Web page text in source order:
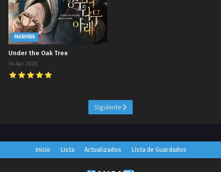
MANHWA
Under the Oak Tree
14 Apr 2025
Siguiente
Inicio Lista Actualizados Lista de Guardados